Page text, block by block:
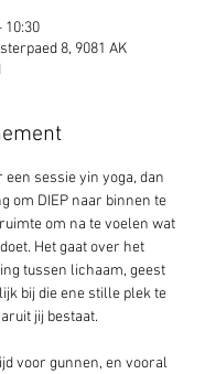
10:30
8, 9081 AK
een sessie yin yoga, dan
om DIEP naar binnen te
om na te voelen wat
Het gaat over het
tussen lichaam, geest
bij die ene stille plek te
jij bestaat.
voor gunnen, en vooral